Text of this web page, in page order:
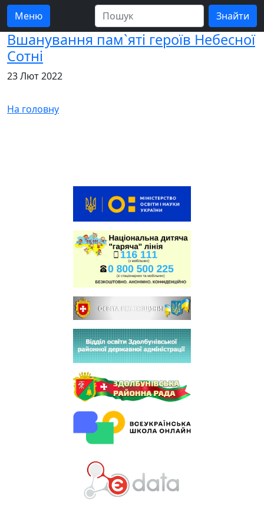
Меню
Вшанування пам`яті героїв Небесної
Сотні
23 Лют 2022
На головну